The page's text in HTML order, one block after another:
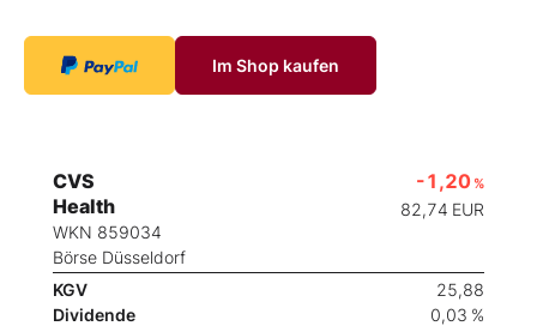
Im Shop kaufen
CVS
Health
WKN 859034
Börse Düsseldorf
-1,20 %
82,74 EUR
KGV
25,88
Dividende
0,03 %